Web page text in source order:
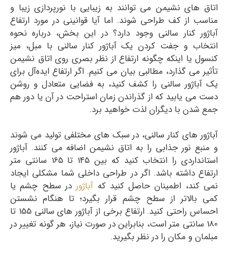
اتاق های نشیمن می توانند به زیبایی با نورپردازی زیبا و
مناسب از کف طراحی شوند. اما آیا قوانینی در مورد ارتفاع
آباژور کنار سالنی وجود دارد؟ در این بخش، درباره نحوه
انتخاب و جفت کردن یک آباژور کنار سالنی با مبل، میز
کنسول یا اینکه چگونه ارتفاع از نظر بصری روی اتاق نشیمن
تأثیر می گذارد، مطالبی بیان می کنیم. اگر ارتفاع ایده‌آل برای
یک آباژور سالنی را کشف کنید، به فضایی متعادل و روشن
دست می یابید که از گذراندن زمان استراحت در آن یا دور هم
جمع شدن با دیگران لذت خواهید برد.
آباژور های کنار سالنی، در سبک های مختلفی تولید می شوند
و منبع نور جذابی را به اتاق نشیمن اضافه می کنند. آباژور
استانداردی را انتخاب کنید که بین 145 تا 165 سانتی متر
ارتفاع داشته باشد. اگر در طراحی داخلی شما مشکلی ایجاد
نمی کند، اطمینان حاصل کنید که آباژوردر سطح چشم یا
کمی بالاتر از سطح چشم قرار بگیرد؛ تا هنگام نشستن
احساس راحتی کنید. ارتفاع برخی از آباژور های سالنی 155 تا
180 سانتی متر است، بنابراین در صورت نیاز، هر گونه تغییر در
مبلمان و مکان را در نظر بگیرید.